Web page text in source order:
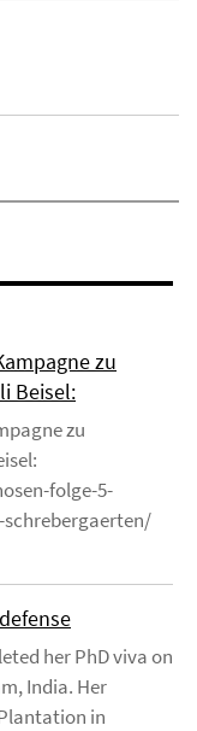
zu
Beisel:
zu
folge-5-
schrebergaerten/
her PhD viva on
India. Her
in